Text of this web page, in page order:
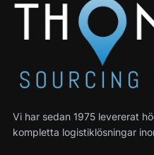
Vi har sedan 1975 levererat
kompletta logistiklösningar